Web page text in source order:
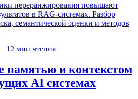
переранжирования повышают
в RAG-системах. Разбор
семантической оценки и методов
· 12 мин чтения
памятью и контекстом
AI системах